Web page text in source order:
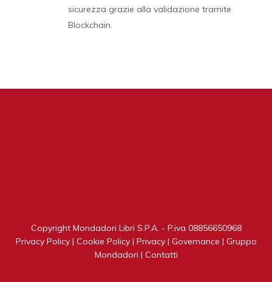
sicurezza grazie alla validazione tramite
Blockchain.
Copyright Mondadori Libri S.P.A. - P.iva 08856650968
Privacy Policy| Cookie Policy| Privacy| Governance | Gruppo
Mondadori | Contatti